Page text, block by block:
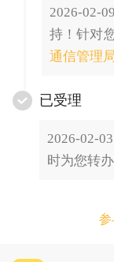
2026-02-
持！针对
通信管理
已受理
2026-02-
时为您转办